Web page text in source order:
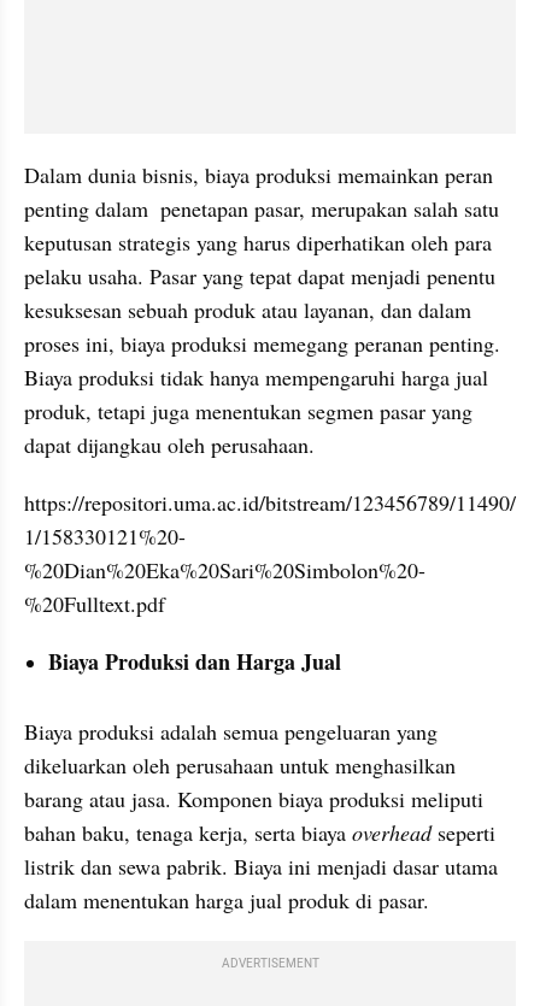
Dalam dunia bisnis, biaya produksi memainkan peran
penting dalam  penetapan pasar, merupakan salah satu
keputusan strategis yang harus diperhatikan oleh para
pelaku usaha. Pasar yang tepat dapat menjadi penentu
kesuksesan sebuah produk atau layanan, dan dalam
proses ini, biaya produksi memegang peranan penting.
Biaya produksi tidak hanya mempengaruhi harga jual
produk, tetapi juga menentukan segmen pasar yang
dapat dijangkau oleh perusahaan.
https://repositori.uma.ac.id/bitstream/123456789/11490/
1/158330121%20-
%20Dian%20Eka%20Sari%20Simbolon%20-
%20Fulltext.pdf
Biaya Produksi dan Harga Jual
Biaya produksi adalah semua pengeluaran yang
dikeluarkan oleh perusahaan untuk menghasilkan
barang atau jasa. Komponen biaya produksi meliputi
bahan baku, tenaga kerja, serta biaya overhead seperti
listrik dan sewa pabrik. Biaya ini menjadi dasar utama
dalam menentukan harga jual produk di pasar.
ADVERTISEMENT